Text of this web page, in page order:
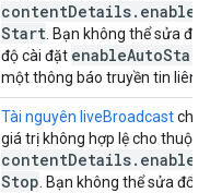
contentDetails. enable
Start . Bạn không thể sửa đổi
độ cài đặt enableAutoStart
một thông báo truyền tin liên
Tài nguyên liveBroadcast
giá trị không hợp lệ cho thuộc
contentDetails. enable
Stop . Bạn không thể sửa đổi